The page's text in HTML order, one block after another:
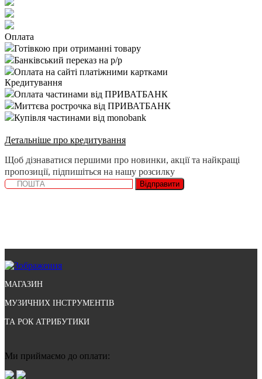
Оплата
Готівкою при отриманні товару
Банківський переказ на р/р
Оплата на сайті платіжними картками
Кредитування
Оплата частинами від ПРИВАТБАНК
Миттєва рострочка від ПРИВАТБАНК
Купівля частинами від monobank
Детальніше про кредитування
Щоб дізнаватися першими про новинки, акції та найкращі
пропозиції, підпишіться на нашу розсилку
Відправити
МАГАЗИН
МУЗИЧНИХ ІНСТРУМЕНТІВ
ТА РОК АТРИБУТИКИ
Ми приймаємо до оплати: